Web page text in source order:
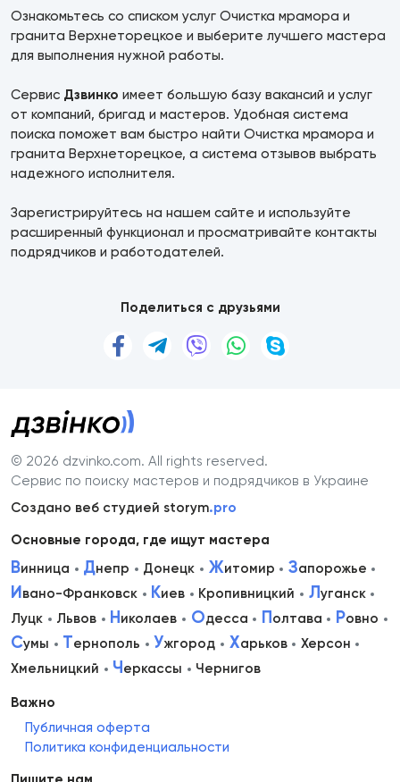
Ознакомьтесь со списком услуг Очистка мрамора и
гранита Верхнеторецкое и выберите лучшего мастера
для выполнения нужной работы.
Сервис Дзвинко имеет большую базу вакансий и услуг
от компаний, бригад и мастеров. Удобная система
поиска поможет вам быстро найти Очистка мрамора и
гранита Верхнеторецкое, а система отзывов выбрать
надежного исполнителя.
Зарегистрируйтесь на нашем сайте и используйте
расширенный функционал и просматривайте контакты
подрядчиков и работодателей.
Поделиться с друзьями
© 2026 dzvinko.com. All rights reserved.
Сервис по поиску мастеров и подрядчиков в Украине
Создано веб студией storym.pro
Основные города, где ищут мастера
Винница Днепр Донецк Житомир Запорожье
Ивано-Франковск Киев Кропивницкий Луганск
Луцк
Львов Николаев Одесса Полтава Ровно
Сумы Тернополь Ужгород Харьков
Херсон
Хмельницкий
Черкассы Чернигов
Важно
Публичная оферта
Политика конфиденциальности